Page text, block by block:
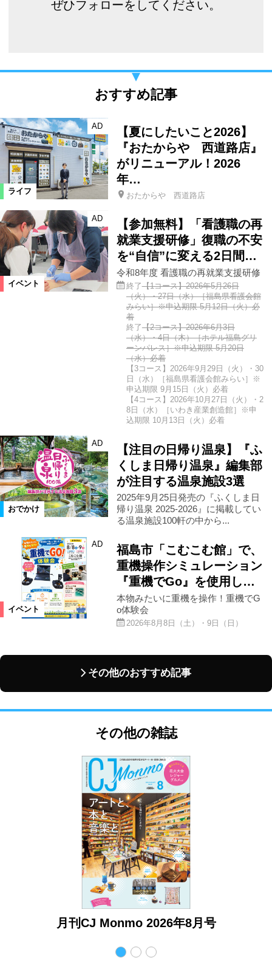
ぜひフォローをしてください。
おすすめ記事
ライフ
AD
【夏にしたいこと2026】
『おたからや 西道路店』
がリニューアル！2026
年…
おたからや 西道路店
イベント
AD
【参加無料】「看護職の再
就業支援研修」復職の不安
を“自信”に変える2日間…
令和8年度 看護職の再就業支援研修
終了【1コース】2026年5月26日
（火）・27日（水）［福島県看護会館
みらい］※申込期限 5月12日（火）必
着
終了【2コース】2026年6月3日
（水）・4日（木）［ホテル福島グリ
ーンパレス］※申込期限 5月20日
（水）必着
【3コース】2026年9月29日（火）・30
日（水）［福島県看護会館みらい］※
申込期限 9月15日（火）必着
【4コース】2026年10月27日（火）・2
8日（水）［いわき産業創造館］※申
込期限 10月13日（火）必着
おでかけ
AD
【注目の日帰り温泉】『ふ
くしま日帰り温泉』編集部
が注目する温泉施設3選
2025年9月25日発売の『ふくしま日
帰り温泉 2025-2026』に掲載してい
る温泉施設100軒の中から...
イベント
AD
福島市「こむこむ館」で、
重機操作シミュレーション
『重機でGo』を使用し…
本物みたいに重機を操作！重機でG
o体験会
2026年8月8日（土）・9日（日）
その他のおすすめ記事
その他の雑誌
月刊CJ Monmo 2026年8月号